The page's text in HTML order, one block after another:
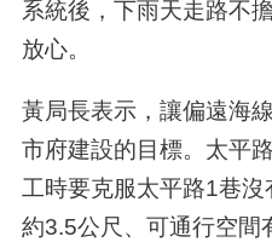
系統後，下雨天走路不
放心。
黃局長表示，讓偏遠海
市府建設的目標。太平
工時要克服太平路1巷
約3.5公尺、可通行空間